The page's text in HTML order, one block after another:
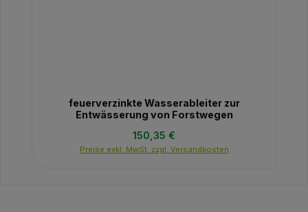
feuerverzinkte Wasserableiter zur
Entwässerung von Forstwegen
Regulärer Preis:
150,35 €
Preise exkl. MwSt. zzgl. Versandkosten